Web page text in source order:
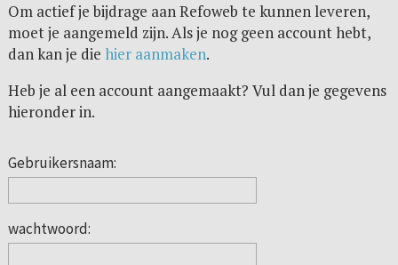
Om actief je bijdrage aan Refoweb te kunnen leveren,
moet je aangemeld zijn. Als je nog geen account hebt,
dan kan je die hier aanmaken.
Heb je al een account aangemaakt? Vul dan je gegevens
hieronder in.
Gebruikersnaam:
wachtwoord: